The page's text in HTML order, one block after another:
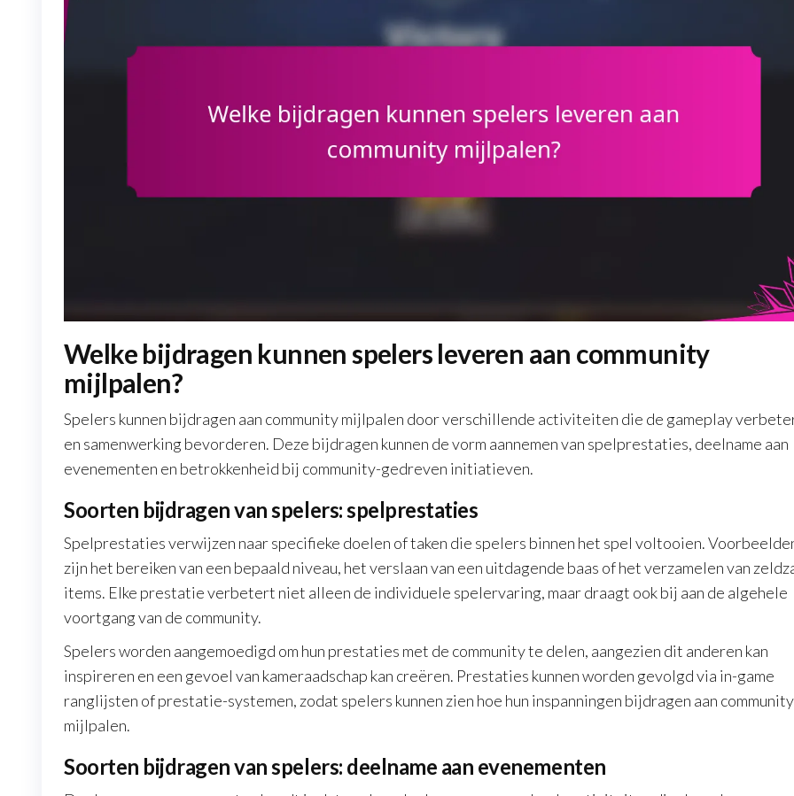
Welke bijdragen kunnen spelers leveren aan community
mijlpalen?
Spelers kunnen bijdragen aan community mijlpalen door verschillende activiteiten die de gameplay
en samenwerking bevorderen. Deze bijdragen kunnen de vorm aannemen van spelprestaties, deelname aan
evenementen en betrokkenheid bij community-gedreven initiatieven.
Soorten bijdragen van spelers: spelprestaties
Spelprestaties verwijzen naar specifieke doelen of taken die spelers binnen het spel voltooien.
zijn het bereiken van een bepaald niveau, het verslaan van een uitdagende baas of het verzamelen van
items. Elke prestatie verbetert niet alleen de individuele spelervaring, maar draagt ook bij aan de algehele
voortgang van de community.
Spelers worden aangemoedigd om hun prestaties met de community te delen, aangezien dit anderen kan
inspireren en een gevoel van kameraadschap kan creëren. Prestaties kunnen worden gevolgd via in-game
ranglijsten of prestatie-systemen, zodat spelers kunnen zien hoe hun inspanningen bijdragen aan community
mijlpalen.
Soorten bijdragen van spelers: deelname aan evenementen